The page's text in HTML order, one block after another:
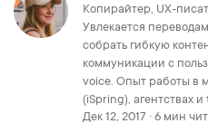
Копирайтер, UX-
Увлекается
собрать гибкую
коммуникации с
voice. Опыт работы в
(iSpring), агентствах
Дек 12, 2017 · 6 мин